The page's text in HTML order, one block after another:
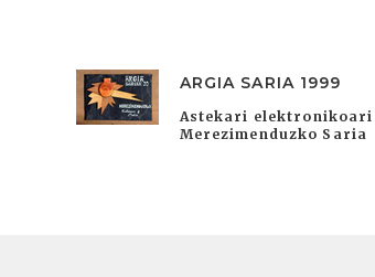
ARGIA SARIA 1999
Astekari elektronikoari
Merezimenduzko Saria